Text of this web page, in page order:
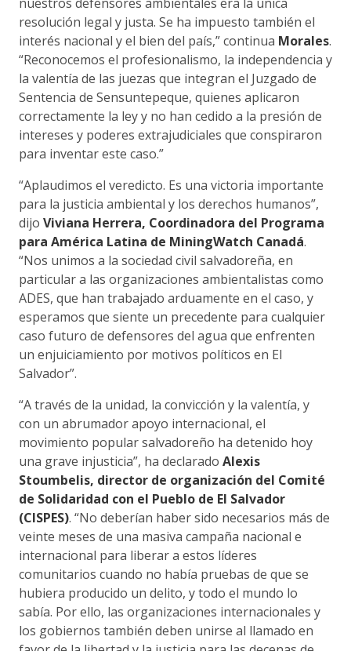
resolución legal y justa. Se ha impuesto también el
interés nacional y el bien del país,” continua Morales.
“Reconocemos el profesionalismo, la independencia y
la valentía de las juezas que integran el Juzgado de
Sentencia de Sensuntepeque, quienes aplicaron
correctamente la ley y no han cedido a la presión de
intereses y poderes extrajudiciales que conspiraron
para inventar este caso.”
“Aplaudimos el veredicto. Es una victoria importante
para la justicia ambiental y los derechos humanos”,
dijo Viviana Herrera, Coordinadora del Programa
para América Latina de MiningWatch Canadá.
“Nos unimos a la sociedad civil salvadoreña, en
particular a las organizaciones ambientalistas como
ADES, que han trabajado arduamente en el caso, y
esperamos que siente un precedente para cualquier
caso futuro de defensores del agua que enfrenten
un enjuiciamiento por motivos políticos en El
Salvador”.
“A través de la unidad, la convicción y la valentía, y
con un abrumador apoyo internacional, el
movimiento popular salvadoreño ha detenido hoy
una grave injusticia”, ha declarado Alexis
Stoumbelis, director de organización del Comité
de Solidaridad con el Pueblo de El Salvador
(CISPES). “No deberían haber sido necesarios más de
veinte meses de una masiva campaña nacional e
internacional para liberar a estos líderes
comunitarios cuando no había pruebas de que se
hubiera producido un delito, y todo el mundo lo
sabía. Por ello, las organizaciones internacionales y
los gobiernos también deben unirse al llamado en